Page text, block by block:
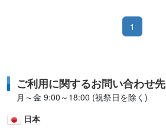
1
ご利用に関するお問い合わせ先
月～金 9:00～18:00 (祝祭日を除く)
日本